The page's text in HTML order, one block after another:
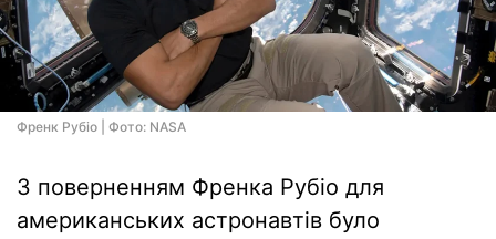
Френк Рубіо | Фото: NASA
З поверненням Френка Рубіо для
американських астронавтів було